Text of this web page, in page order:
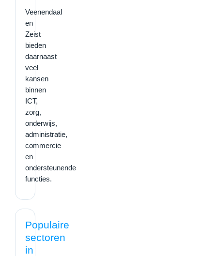
Veenendaal
en
Zeist
bieden
daarnaast
veel
kansen
binnen
ICT,
zorg,
onderwijs,
administratie,
commercie
en
ondersteunende
functies.
Populaire
sectoren
in